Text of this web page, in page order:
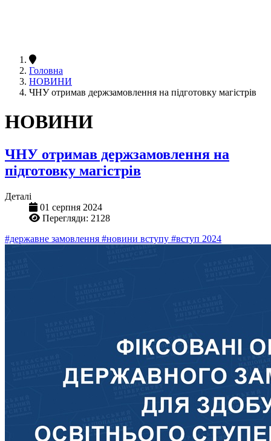
Головна
НОВИНИ
ЧНУ отримав держзамовлення на підготовку магістрів
НОВИНИ
ЧНУ отримав держзамовлення на
підготовку магістрів
Деталі
01 серпня 2024
Перегляди: 2128
#державне замовлення #новини вступу #вступ 2024